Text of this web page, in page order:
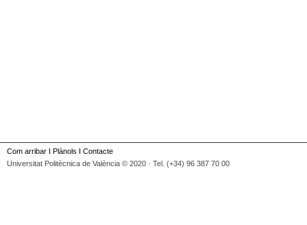
Com arribar I Plànols I Contacte
Universitat Politècnica de València © 2020 · Tel. (+34) 96 387 70 00